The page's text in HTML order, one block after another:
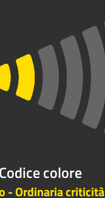
Codice colore
- Ordinaria criticità